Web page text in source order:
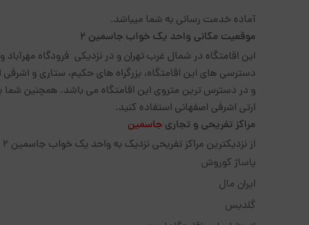
آماده خدمت رسانی به شما میباشد.
موقعیت مکانی واحد یک خواب جاسمین 2
این اقامتگاه در شمال غرب تهران و در نزدیکی فرودگاه مهرآباد
دسترسی های این اقامتگاه، بزرگراه های حکیم، ستاری و
و در دسترس ترین متروی این اقامتگاه می باشد. همچنین شما
ارتی اشرفی اصفهانی استفاده کنید.
مراکز تفریحی و تجاری جاسمین
از نزدیکترین مراکز تفریحی نزدیک به واحد یک خواب جاسمین 2 میتوان به موارد زیر اشاره کرد:
پاساژ کوروش
ایران مال
گلدیس